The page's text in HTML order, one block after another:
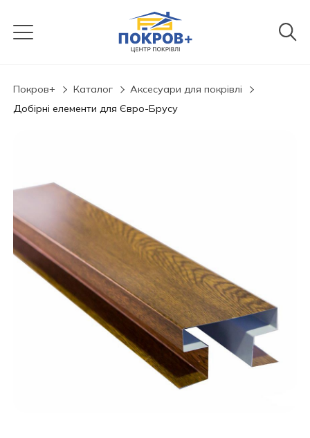
Покров+ Каталог
Аксесуари для покрівлі
Добірні елементи для Євро-Брусу